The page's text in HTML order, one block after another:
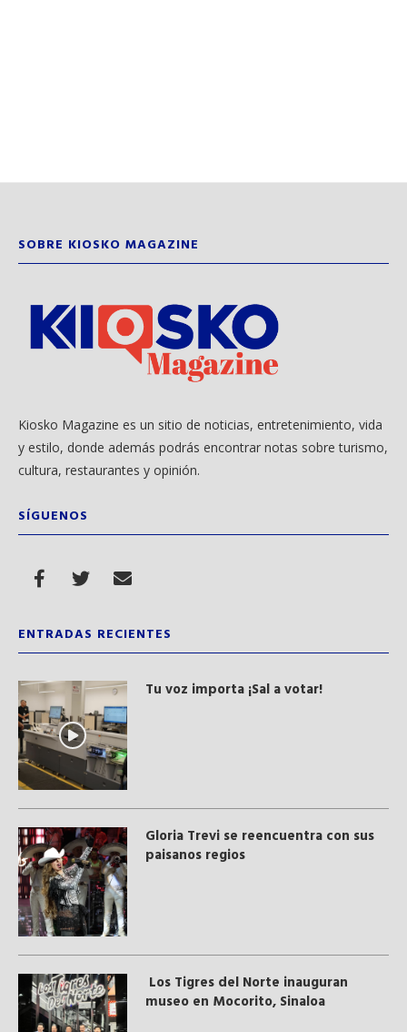
SOBRE KIOSKO MAGAZINE
Kiosko Magazine es un sitio de noticias, entretenimiento, vida
y estilo, donde además podrás encontrar notas sobre turismo,
cultura, restaurantes y opinión.
SÍGUENOS
ENTRADAS RECIENTES
Tu voz importa ¡Sal a votar!
Gloria Trevi se reencuentra con sus
paisanos regios
Los Tigres del Norte inauguran
museo en Mocorito, Sinaloa